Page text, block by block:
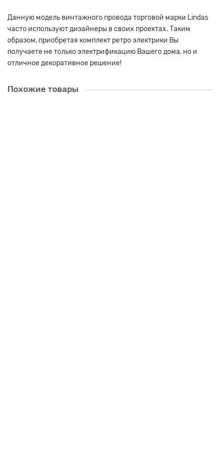
Данную модель винтажного провода торговой марки Lindas
часто используют дизайнеры в своих проектах. Таким
образом, приобретая комплект ретро электрики Вы
получаете не только электрификацию Вашего дома, но и
отличное декоративное решение!
Похожие товары